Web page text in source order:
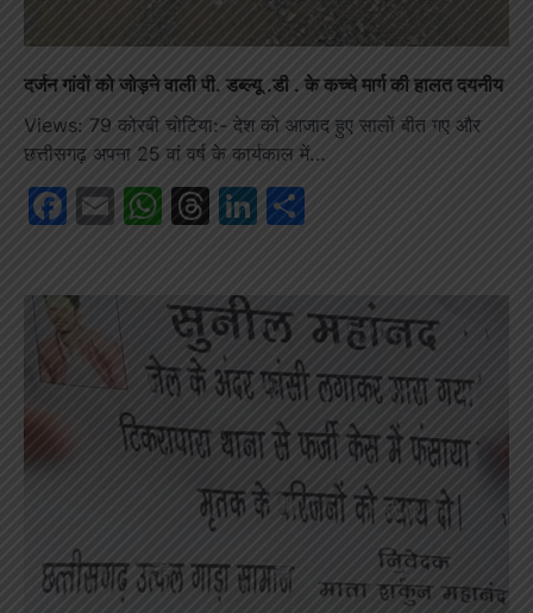
दर्जन गांवों को जोड़ने वाली पी. डब्ल्यू .डी . के कच्चे मार्ग की हालत दयनीय
Views: 79 कोरबी चोटिया:- देश को आजाद हुए सालों बीत गए और
छत्तीसगढ़ अपना 25 वां वर्ष के कार्यकाल में…
Facebook
EmailWhatsApp
Threads
LinkedIn